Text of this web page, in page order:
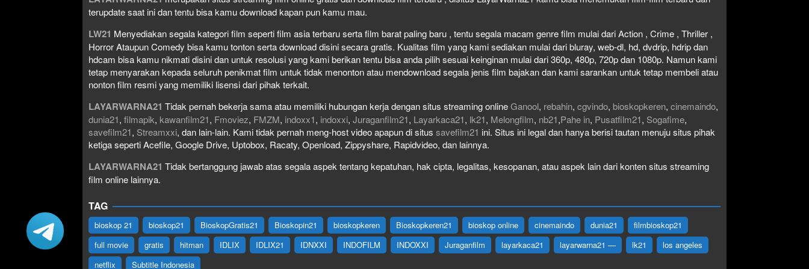
terupdate saat ini dan tentu bisa kamu download kapan pun kamu mau.
LW21 Menyediakan segala kategori film seperti film asia terbaru serta film barat paling baru , tentu segala macam genre film mulai dari Action , Crime , Thriller ,
Horror Ataupun Comedy bisa kamu tonton serta download disini secara gratis. Kualitas film yang kami sediakan mulai dari bluray, web-dl, hd, dvdrip, hdrip dan
hdcam bisa kamu nikmati disini dan untuk resolusi yang kami berikan tentu bisa anda pilih sesuai keinginan mulai dari 360p, 480p, 720p dan 1080p. Namun kami
tetap menyarakan kepada seluruh penikmat film untuk tidak menonton atau mendownload segala jenis film bajakan dan kami sarankan untuk tetap membeli atau
nonton film resmi yang memiliki lisensi dari pihak terkait.
LAYARWARNA21 Tidak pernah bekerja sama atau memiliki hubungan kerja dengan situs streaming onlineGanool, rebahin, cgvindo, bioskopkeren, cinemaindo,
dunia21, filmapik, kawanfilm21, Fmoviez, FMZM, indoxx1, indoxxi, Juraganfilm21, Layarkaca21, lk21, Melongfilm, nb21,Pahe in, Pusatfilm21, Sogafime,
savefilm21, Streamxxi, dan lain-lain. Kami tidak pernah meng-host video apapun di situs savefilm21 ini. Situs ini legal dan hanya berisi tautan menuju situs pihak
ketiga seperti Acefile, Google Drive, Uptobox, Racaty, Openload, Zippyshare, Rapidvideo, dan lainnya.
LAYARWARNA21 Tidak bertanggung jawab atas segala aspek tentang kepatuhan, hak cipta, legalitas, kesopanan, atau aspek lain dari konten situs streaming
film online lainnya.
TAG
bioskop 21 bioskop21 BioskopGratis21 Bioskopin21 bioskopkeren Bioskopkeren21 bioskop online cinemaindo dunia21
filmbioskop21
full movie
gratis hitman IDLIX IDLIX21 IDNXXI INDOFILM INDOXXI Juraganfilm layarkaca21 layarwarna21 — lk21
los angeles
netflix
Subtitle Indonesia